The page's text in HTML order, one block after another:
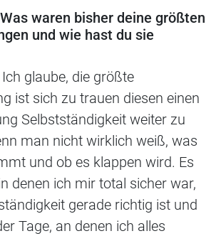
waren bisher deine größten
und wie hast du sie
Ich glaube, die größte
ist sich zu trauen diesen einen
Selbstständigkeit weiter zu
man nicht wirklich weiß, was
und ob es klappen wird. Es
denen ich mir total sicher war,
gerade richtig ist und
Tage, an denen ich alles